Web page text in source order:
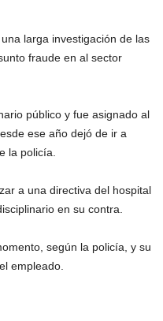
larga investigación de las
fraude en al sector
público y fue asignado al
ese año dejó de ir a
la policía.
a una directiva del hospital
en su contra.
según la policía, y su
empleado.